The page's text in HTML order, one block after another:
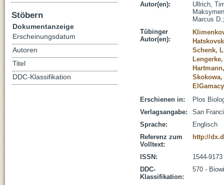
Autor(en):
Ullrich,
Marcus D.
Tübinger
Autor(en):
Schenk,
Erschienen in:
Plos
Verlagsangabe:
San
Sprache:
Englisch
Referenz zum
Volltext:
http://
ISSN:
1544-9173
DDC-
Klassifikation:
570 -
Stöbern
Dokumentanzeige
Erscheinungsdatum
Autoren
Titel
DDC-Klassifikation